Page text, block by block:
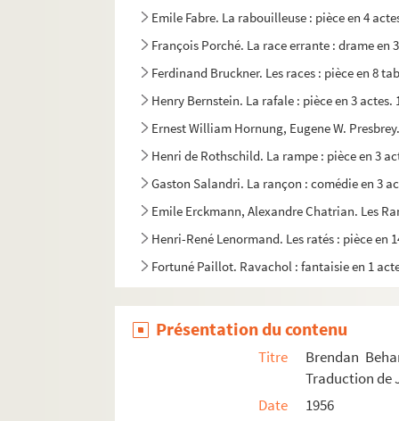
Emile Fabre. La rabouilleuse : pièce en 4
François Porché. La race errante : drame en
Ferdinand Bruckner. Les races : pièce en 8
Henry Bernstein. La rafale : pièce en 3 actes.
Ernest William Hornung, Eugene W.
Henri de Rothschild. La rampe : pièce en 3
Gaston Salandri. La rançon : comédie en 3
Emile Erckmann, Alexandre Chatrian. Les
Henri-René Lenormand. Les ratés : pièce en
Fortuné Paillot. Ravachol : fantaisie en 1
Max Maurey. La recommandation : comédie
Dario Niccodemi. Le refuge : pièce en 3
Jules Mary, Georges Grisier. Le régiment :
Jules Claretie. Le régiment de champagne :
Présentation du contenu
Titre
Brendan
Traduction de
Date
1956